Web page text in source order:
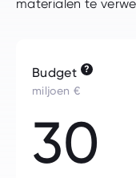
materialen te
Budget ?
miljoen €
30